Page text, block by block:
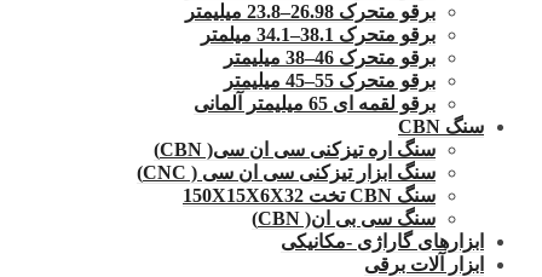
برقو متحرک 26.98–23.8 میلیمتر
برقو متحرک 38.1–34.1 میلمتر
برقو متحرک 46–38 میلیمتر
برقو متحرک 55–45 میلیمتر
برقو لقمه ای 65 میلیمتر آلمانی
سنگ CBN
سنگ اره تیزکنی سی ان سی( CBN)
سنگ ابزار تیزکنی سی ان سی ( CNC)
سنگ CBN تخت 150X15X6X32
سنگ سی بی ان( CBN)
ابزارهای گاراژی -مکانیکی
ابزار آلات برقی